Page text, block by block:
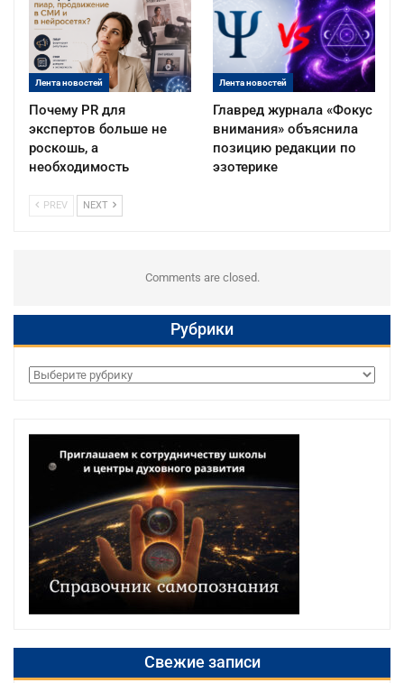
Лента новостей
Почему PR для
экспертов больше не
роскошь, а
необходимость
Лента новостей
Главред журнала «Фокус
внимания» объяснила
позицию редакции по
эзотерике
PREV NEXT
Comments are closed.
Рубрики
Рубрики
Свежие записи